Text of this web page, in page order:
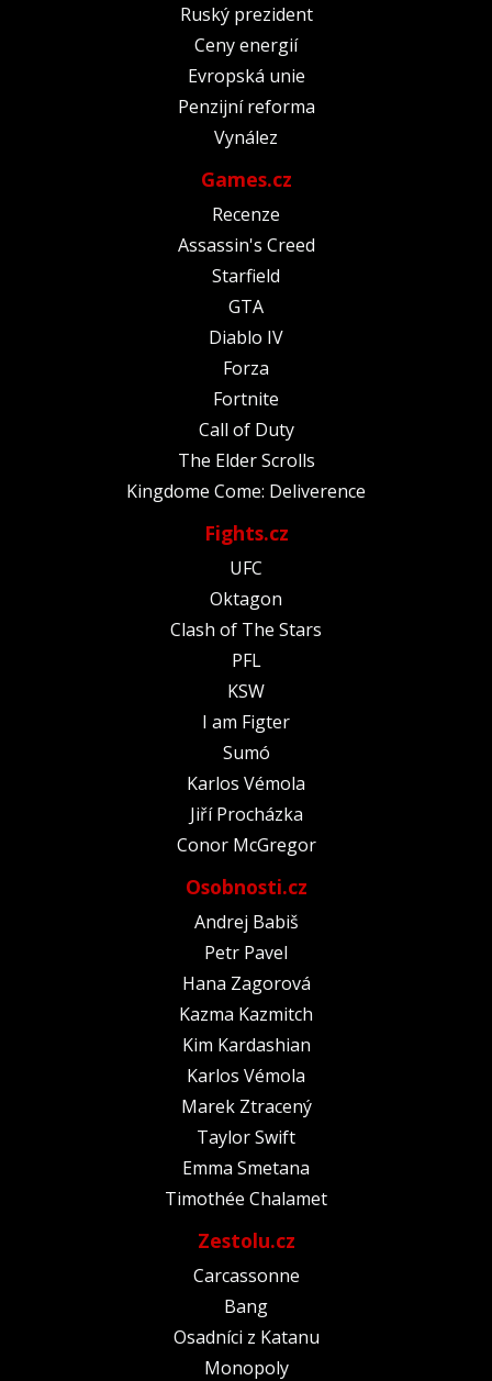
Ruský prezident
Ceny energií
Evropská unie
Penzijní reforma
Vynález
Games.cz
Recenze
Assassin's Creed
Starfield
GTA
Diablo IV
Forza
Fortnite
Call of Duty
The Elder Scrolls
Kingdome Come: Deliverence
Fights.cz
UFC
Oktagon
Clash of The Stars
PFL
KSW
I am Figter
Sumó
Karlos Vémola
Jiří Procházka
Conor McGregor
Osobnosti.cz
Andrej Babiš
Petr Pavel
Hana Zagorová
Kazma Kazmitch
Kim Kardashian
Karlos Vémola
Marek Ztracený
Taylor Swift
Emma Smetana
Timothée Chalamet
Zestolu.cz
Carcassonne
Bang
Osadníci z Katanu
Monopoly